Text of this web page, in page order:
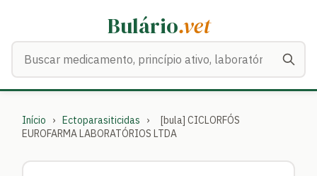
Bulário.vet
Início › Ectoparasiticidas ›
[bula] CICLORFÓS
EUROFARMA LABORATÓRIOS LTDA